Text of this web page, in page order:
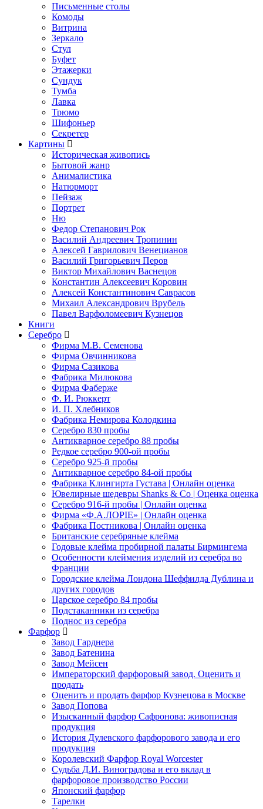
Письменные столы
Комоды
Витрина
Зеркало
Стул
Буфет
Этажерки
Сундук
Тумба
Лавка
Трюмо
Шифоньер
Секретер
Картины
Историческая живопись
Бытовой жанр
Анималистика
Натюрморт
Пейзаж
Портрет
Ню
Федор Степанович Рок
Василий Андреевич Тропинин
Алексей Гаврилович Венецианов
Василий Григорьевич Перов
Виктор Михайлович Васнецов
Константин Алексеевич Коровин
Алексей Константинович Саврасов
Михаил Александрович Врубель
Павел Варфоломеевич Кузнецов
Книги
Серебро
Фирма М.В. Семенова
Фирма Овчинникова
Фирма Сазикова
Фабрика Милюкова
Фирма Фаберже
Ф. И. Рюккерт
И. П. Хлебников
Фабрика Немирова Колодкина
Серебро 830 пробы
Антикварное серебро 88 пробы
Редкое серебро 900-ой пробы
Серебро 925-й пробы
Антикварное серебро 84-ой пробы
Фабрика Клингирта Густава | Онлайн оценка
Ювелирные шедевры Shanks & Co | Оценка оценка
Серебро 916-й пробы | Онлайн оценка
Фирма «Ф.А.ЛОРIЕ» | Онлайн оценка
Фабрика Постникова | Онлайн оценка
Британские серебряные клейма
Годовые клейма пробирной палаты Бирмингема
Особенности клеймения изделий из серебра во
Франции
Городские клейма Лондона Шеффилда Дублина и
других городов
Царское серебро 84 пробы
Подстаканники из серебра
Поднос из серебра
Фарфор
Завод Гарднера
Завод Батенина
Завод Мейсен
Императорский фарфоровый завод. Оценить и
продать
Оценить и продать фарфор Кузнецова в Москве
Завод Попова
Изысканный фарфор Сафронова: живописная
продукция
История Дулевского фарфорового завода и его
продукция
Королевский Фарфор Royal Worcester
Судьба Д.И. Виноградова и его вклад в
фарфоровое производство России
Японский фарфор
Тарелки